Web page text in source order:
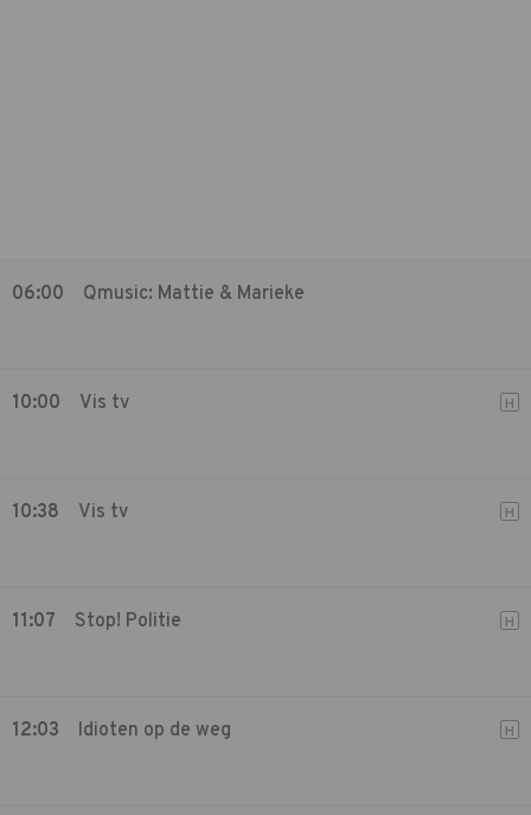
06:00 Qmusic: Mattie & Marieke
10:00 Vis tv H
10:38 Vis tv H
11:07 Stop! Politie H
12:03 Idioten op de weg H